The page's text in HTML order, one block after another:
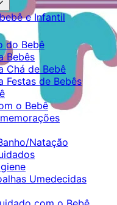
e Infantil
do Bebê
Bebês
Chá de Bebê
Festas de Bebês
o Bebê
Natação
Umedecidas